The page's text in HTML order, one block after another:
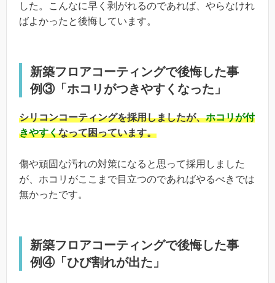
した。こんなに早く剥がれるのであれば、やらなけれ
ばよかったと後悔しています。
新築フロアコーティングで後悔した事
例③「ホコリがつきやすくなった」
シリコンコーティングを採用しましたが、ホコリが付
きやすくなって困っています。
傷や頑固な汚れの対策になると思って採用しました
が、ホコリがここまで目立つのであればやるべきでは
無かったです。
新築フロアコーティングで後悔した事
例④「ひび割れが出た」